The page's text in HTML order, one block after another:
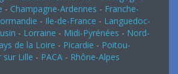
- Champagne-Ardennes - Franche-
- Ile-de-France - Languedoc-
- Lorraine - Midi-Pyrénées - Nord-
de la Loire - Picardie - Poitou-
sur Lille - PACA - Rhône-Alpes